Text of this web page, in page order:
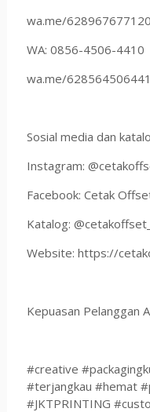
wa.me/
WA: 0856-4506-4410
wa.me/
Sosial media dan
Instagram:
Facebook: Cetak
Katalog:
Website: https://
Kepuasan Pelanggan
#creative
#terjangkau #hemat
#JKTPRINTING